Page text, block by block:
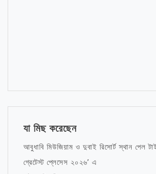
যা মিছ করেছেন
আবুধাবি মিউজিয়াম ও দুবাই রিসোর্ট স্থান পেল
গ্রেটেস্ট প্লেসেস ২০২৬’ এ